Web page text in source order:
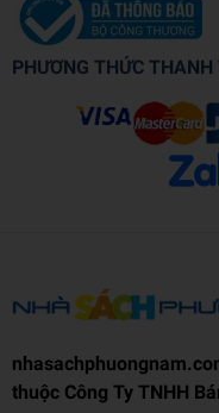
PHƯƠNG THỨC THANH
thuộc Công Ty TNHH